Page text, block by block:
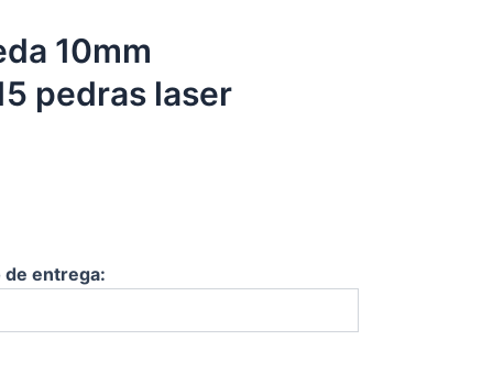
10mm
pedras laser
entrega: